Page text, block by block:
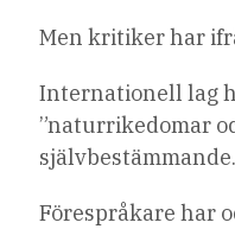
Men kritiker har
Internationell lag
”naturrikedomar
självbestämmande.
Förespråkare har